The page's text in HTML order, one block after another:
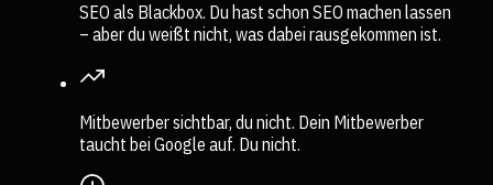
SEO als Blackbox. Du hast schon SEO machen lassen
– aber du weißt nicht, was dabei rausgekommen ist.
Mitbewerber sichtbar, du nicht. Dein Mitbewerber
taucht bei Google auf. Du nicht.